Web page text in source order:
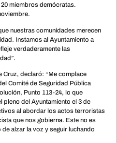
miembros demócratas.
nuestras comunidades merecen
Instamos al Ayuntamiento a
verdaderamente las
Cruz, declaró: “Me complace
Comité de Seguridad Pública
Punto 113-24, lo que
pleno del Ayuntamiento el 3 de
al abordar los actos terroristas
que nos gobierna. Este no es
alzar la voz y seguir luchando